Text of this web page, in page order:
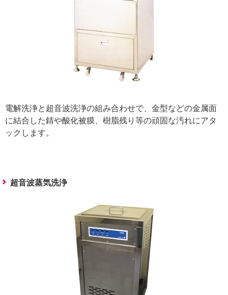
電解洗浄と超音波洗浄の組み合わせで、金型などの金属面
に結合した錆や酸化被膜、樹脂残り等の頑固な汚れにアタ
ックします。
超音波蒸気洗浄